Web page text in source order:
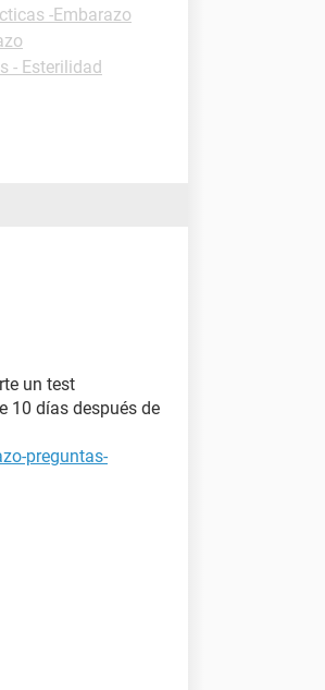
-Embarazo
- Esterilidad
un test
10 días después de
preguntas-